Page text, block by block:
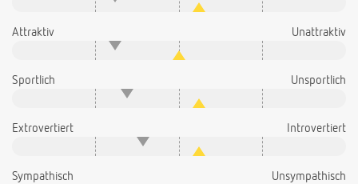
Attraktiv Unattraktiv
Sportlich Unsportlich
Extrovertiert Introvertiert
Sympathisch Unsympathisch